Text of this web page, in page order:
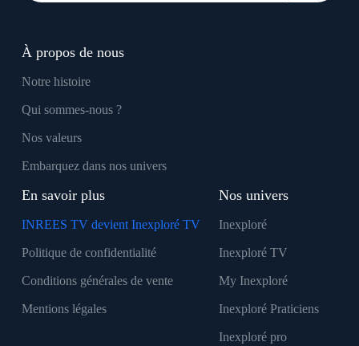
À propos de nous
Notre histoire
Qui sommes-nous ?
Nos valeurs
Embarquez dans nos univers
En savoir plus
INREES TV devient Inexploré TV
Politique de confidentialité
Conditions générales de vente
Mentions légales
Nos univers
Inexploré
Inexploré TV
My Inexploré
Inexploré Praticiens
Inexploré pro